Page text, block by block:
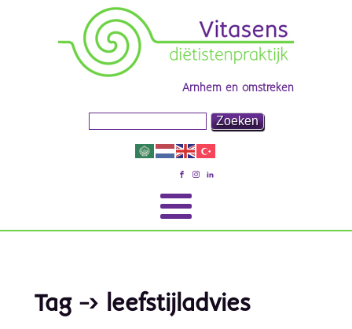
Arnhem en omstreken
Tag -> leefstijladvies